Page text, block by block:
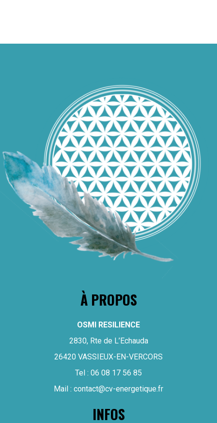
À PROPOS
OSMI RESILIENCE
2830, Rte de L’Echauda
26420 VASSIEUX-EN-VERCORS
Tel : 06 08 17 56 85
Mail : contact@cv-energetique.fr
INFOS